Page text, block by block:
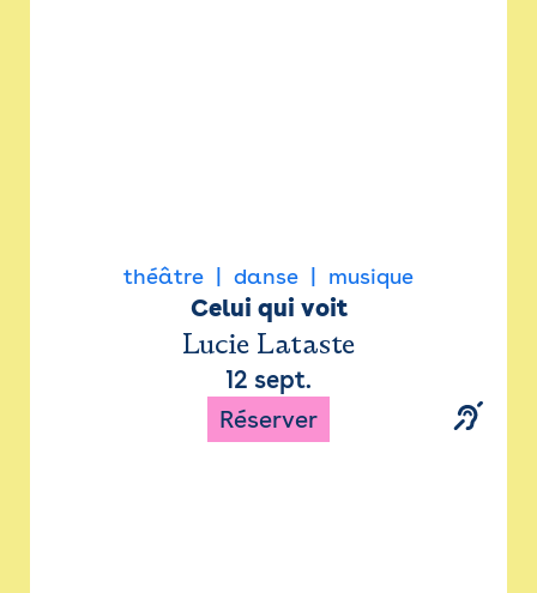
théâtre danse musique
Celui qui voit
Lucie Lataste
12 sept.
Réserver